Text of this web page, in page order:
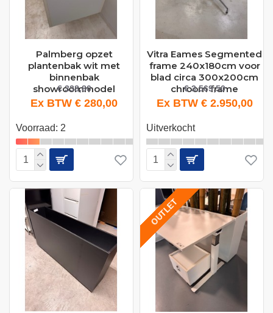
Palmberg opzet
plantenbak wit met
binnenbak
showroommodel
€ 338,80
Ex BTW € 280,00
Voorraad: 2
Vitra Eames Segmented
frame 240x180cm voor
blad circa 300x200cm
chroom frame
€ 3.569,50
Ex BTW € 2.950,00
Uitverkocht
OUTLET